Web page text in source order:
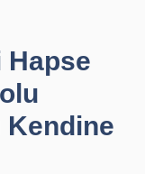
Hapse
Kendine